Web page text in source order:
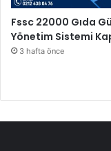
Fssc 22000 Gıda
Yönetim Sistemi
3 hafta önce